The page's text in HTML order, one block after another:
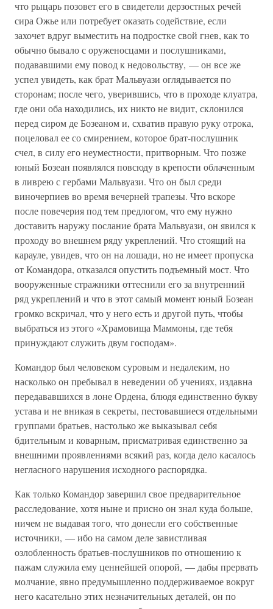
что рыцарь позовет его в свидетели дерзостных речей
сира Ожье или потребует оказать содействие, если
захочет вдруг выместить на подростке свой гнев, как то
обычно бывало с оруженосцами и послушниками,
подававшими ему повод к недовольству, — он все же
успел увидеть, как брат Мальвуази оглядывается по
сторонам; после чего, уверившись, что в проходе клуатра,
где они оба находились, их никто не видит, склонился
перед сиром де Бозеаном и, схватив правую руку отрока,
поцеловал ее со смирением, которое брат-послушник
счел, в силу его неуместности, притворным. Что позже
юный Бозеан появлялся повсюду в крепости облаченным
в ливрею с гербами Мальвуази. Что он был среди
виночерпиев во время вечерней трапезы. Что вскоре
после повечерия под тем предлогом, что ему нужно
доставить наружу послание брата Мальвуази, он явился к
проходу во внешнем ряду укреплений. Что стоящий на
карауле, увидев, что он на лошади, но не имеет пропуска
от Командора, отказался опустить подъемный мост. Что
вооруженные стражники оттеснили его за внутренний
ряд укреплений и что в этот самый момент юный Бозеан
громко вскричал, что у него есть и другой путь, чтобы
выбраться из этого «Храмовища Маммоны, где тебя
принуждают служить двум господам».
Командор был человеком суровым и недалеким, но
насколько он пребывал в неведении об учениях, издавна
передававшихся в лоне Ордена, блюдя единственно букву
устава и не вникая в секреты, пестовавшиеся отдельными
группами братьев, настолько же выказывал себя
бдительным и коварным, присматривая единственно за
внешними проявлениями всякий раз, когда дело касалось
негласного нарушения исходного распорядка.
Как только Командор завершил свое предварительное
расследование, хотя ныне и присно он знал куда больше,
ничем не выдавая того, что донесли его собственные
источники, — ибо на самом деле завистливая
озлобленность братьев-послушников по отношению к
пажам служила ему ценнейшей опорой, — дабы прервать
молчание, явно предумышленно поддерживаемое вокруг
него касательно этих незначительных деталей, он по